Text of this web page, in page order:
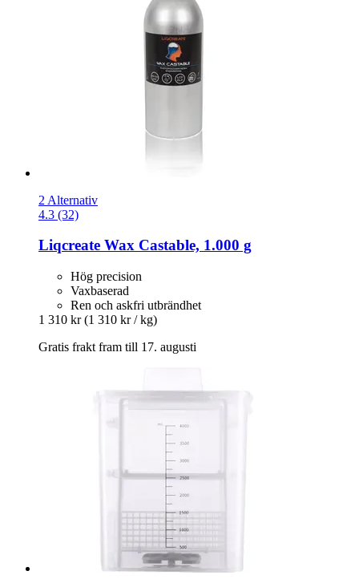
2 Alternativ
4.3 (32)
Liqcreate Wax Castable, 1.000 g
Hög precision
Vaxbaserad
Ren och askfri utbrändhet
1 310 kr (1 310 kr / kg)
Gratis frakt fram till 17. augusti